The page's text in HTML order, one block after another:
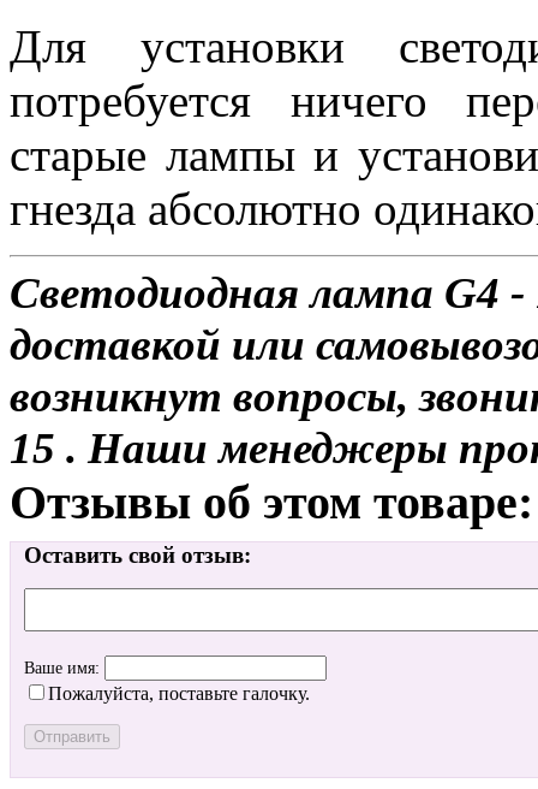
Для установки
потребуется ничего
старые лампы и
гнезда абсолютно
Светодиодная лампа G4
доставкой или
возникнут вопросы,
15 . Наши менеджеры
Отзывы об этом товаре:
Оставить свой отзыв:
Ваше имя:
Пожалуйста, поставьте галочку.